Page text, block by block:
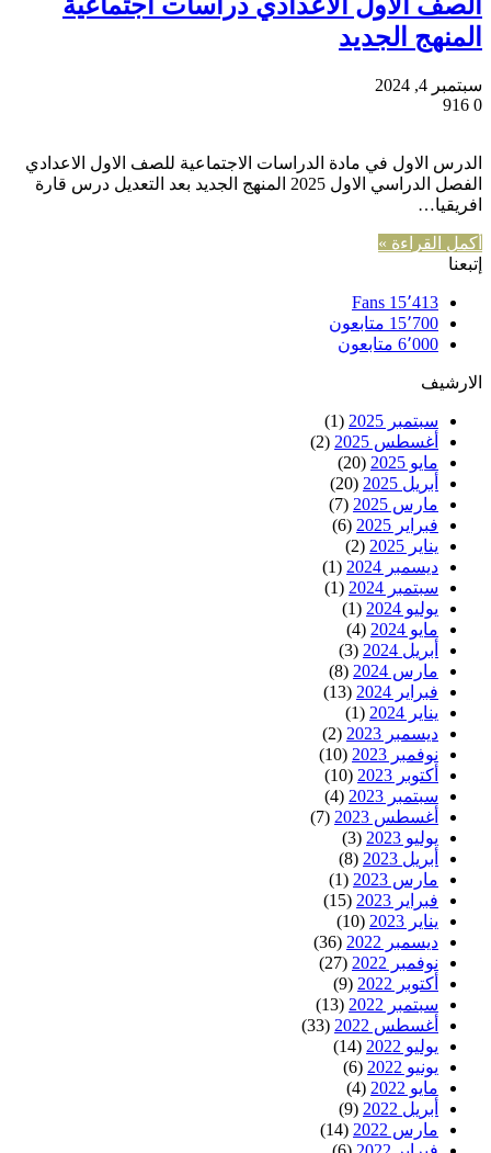
المنهج الجديد
سبتمبر 4, 2024
0
الدرس الاول في مادة الدراسات الاجتماعية للصف الاول الاعدادي
الفصل الدراسي الاول 2025 المنهج الجديد بعد التعديل درس قارة
افريقيا…
أكمل القراءة »
إتبعنا
15٬413 Fans
15٬700 متابعون
6٬000 متابعون
الارشيف
سبتمبر 2025
(1)
أغسطس 2025
(2)
مايو 2025
(20)
أبريل 2025
(20)
مارس 2025
(7)
فبراير 2025
(6)
يناير 2025
(2)
ديسمبر 2024
(1)
سبتمبر 2024
(1)
يوليو 2024
(1)
مايو 2024
(4)
أبريل 2024
(3)
مارس 2024
(8)
فبراير 2024
(13)
يناير 2024
(1)
ديسمبر 2023
(2)
نوفمبر 2023
(10)
أكتوبر 2023
(10)
سبتمبر 2023
(4)
أغسطس 2023
(7)
يوليو 2023
(3)
أبريل 2023
(8)
مارس 2023
(1)
فبراير 2023
(15)
يناير 2023
(10)
ديسمبر 2022
(36)
نوفمبر 2022
(27)
أكتوبر 2022
(9)
سبتمبر 2022
(13)
أغسطس 2022
(33)
يوليو 2022
(14)
يونيو 2022
(6)
مايو 2022
(4)
أبريل 2022
(9)
مارس 2022
(14)